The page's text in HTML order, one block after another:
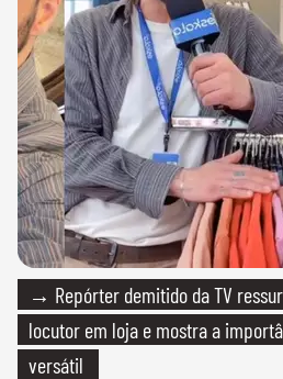
→ Repórter demitido da TV
locutor em loja e mostra a
versátil